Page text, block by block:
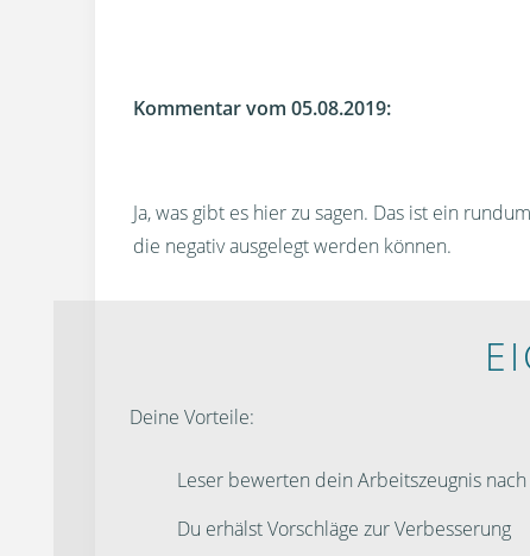
Kommentar vom 05.08.2019:
Ja, was gibt es hier zu sagen. Das ist ein
die negativ ausgelegt werden können.
Deine Vorteile:
Leser bewerten dein Arbeitszeugnis
Du erhälst Vorschläge zur Verbesserung